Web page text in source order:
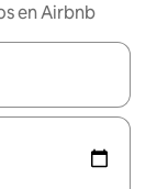
en Airbnb
con las